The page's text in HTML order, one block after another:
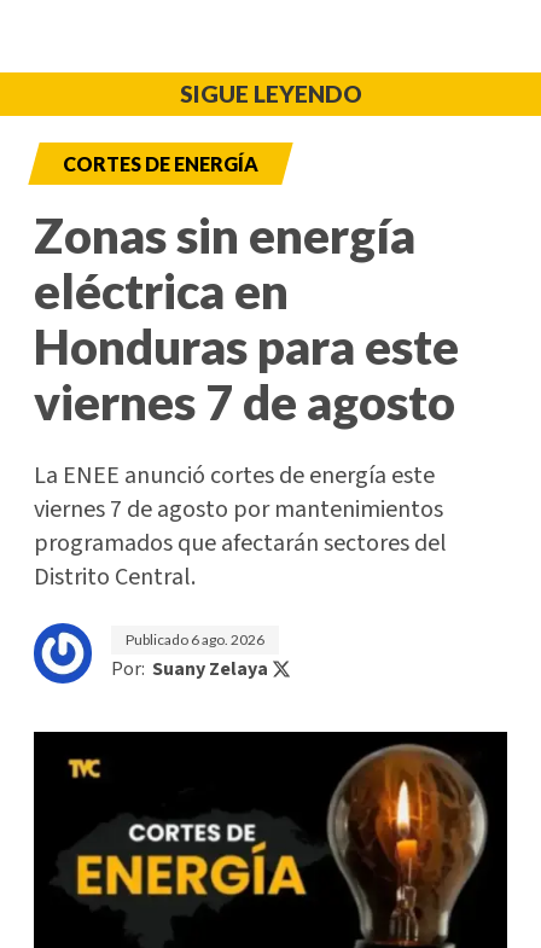
SIGUE LEYENDO
CORTES DE ENERGÍA
Zonas sin energía
eléctrica en
Honduras para este
viernes 7 de agosto
La ENEE anunció cortes de energía este
viernes 7 de agosto por mantenimientos
programados que afectarán sectores del
Distrito Central.
Publicado 6 ago. 2026
Por: Suany Zelaya